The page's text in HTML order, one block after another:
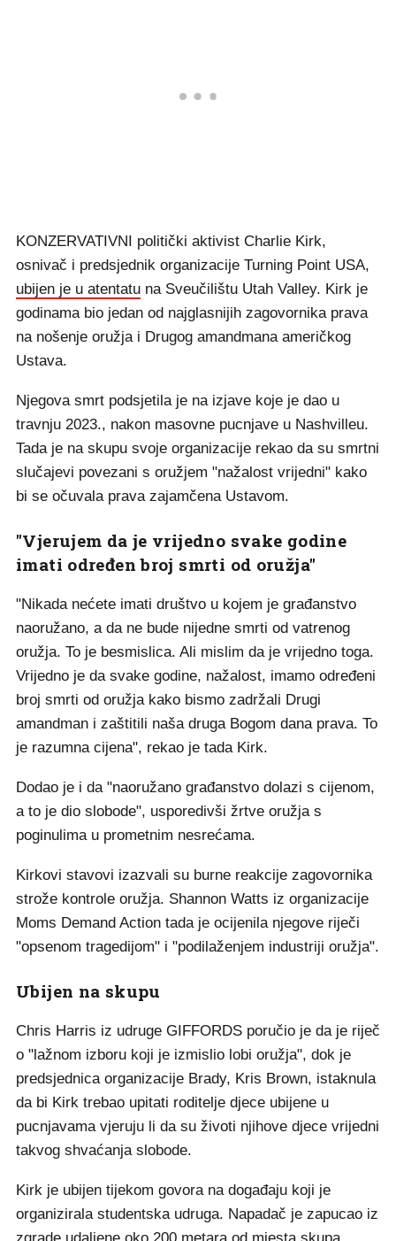
KONZERVATIVNI politički aktivist Charlie Kirk,
osnivač i predsjednik organizacije Turning Point USA,
ubijen je u atentatu na Sveučilištu Utah Valley. Kirk je
godinama bio jedan od najglasnijih zagovornika prava
na nošenje oružja i Drugog amandmana američkog
Ustava.
Njegova smrt podsjetila je na izjave koje je dao u
travnju 2023., nakon masovne pucnjave u Nashvilleu.
Tada je na skupu svoje organizacije rekao da su smrtni
slučajevi povezani s oružjem "nažalost vrijedni" kako
bi se očuvala prava zajamčena Ustavom.
"Vjerujem da je vrijedno svake godine
imati određen broj smrti od oružja"
"Nikada nećete imati društvo u kojem je građanstvo
naoružano, a da ne bude nijedne smrti od vatrenog
oružja. To je besmislica. Ali mislim da je vrijedno toga.
Vrijedno je da svake godine, nažalost, imamo određeni
broj smrti od oružja kako bismo zadržali Drugi
amandman i zaštitili naša druga Bogom dana prava. To
je razumna cijena", rekao je tada Kirk.
Dodao je i da "naoružano građanstvo dolazi s cijenom,
a to je dio slobode", usporedivši žrtve oružja s
poginulima u prometnim nesrećama.
Kirkovi stavovi izazvali su burne reakcije zagovornika
strože kontrole oružja. Shannon Watts iz organizacije
Moms Demand Action tada je ocijenila njegove riječi
"opsenom tragedijom" i "podilaženjem industriji oružja".
Ubijen na skupu
Chris Harris iz udruge GIFFORDS poručio je da je riječ
o "lažnom izboru koji je izmislio lobi oružja", dok je
predsjednica organizacije Brady, Kris Brown, istaknula
da bi Kirk trebao upitati roditelje djece ubijene u
pucnjavama vjeruju li da su životi njihove djece vrijedni
takvog shvaćanja slobode.
Kirk je ubijen tijekom govora na događaju koji je
organizirala studentska udruga. Napadač je zapucao iz